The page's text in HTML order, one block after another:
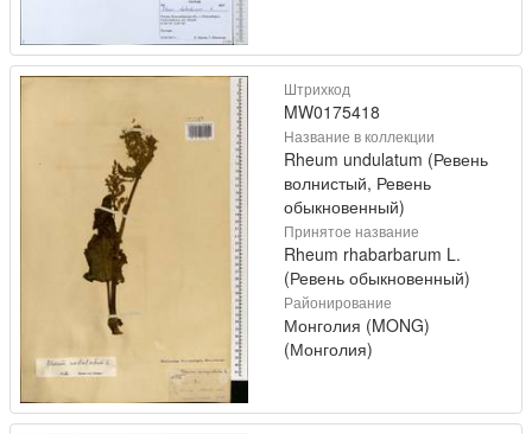
Штрихкод
MW0175418
Название в коллекции
Rheum undulatum (Ревень
волнистый, Ревень
обыкновенный)
Принятое название
Rheum rhabarbarum L.
(Ревень обыкновенный)
Районирование
Монголия (MONG)
(Монголия)